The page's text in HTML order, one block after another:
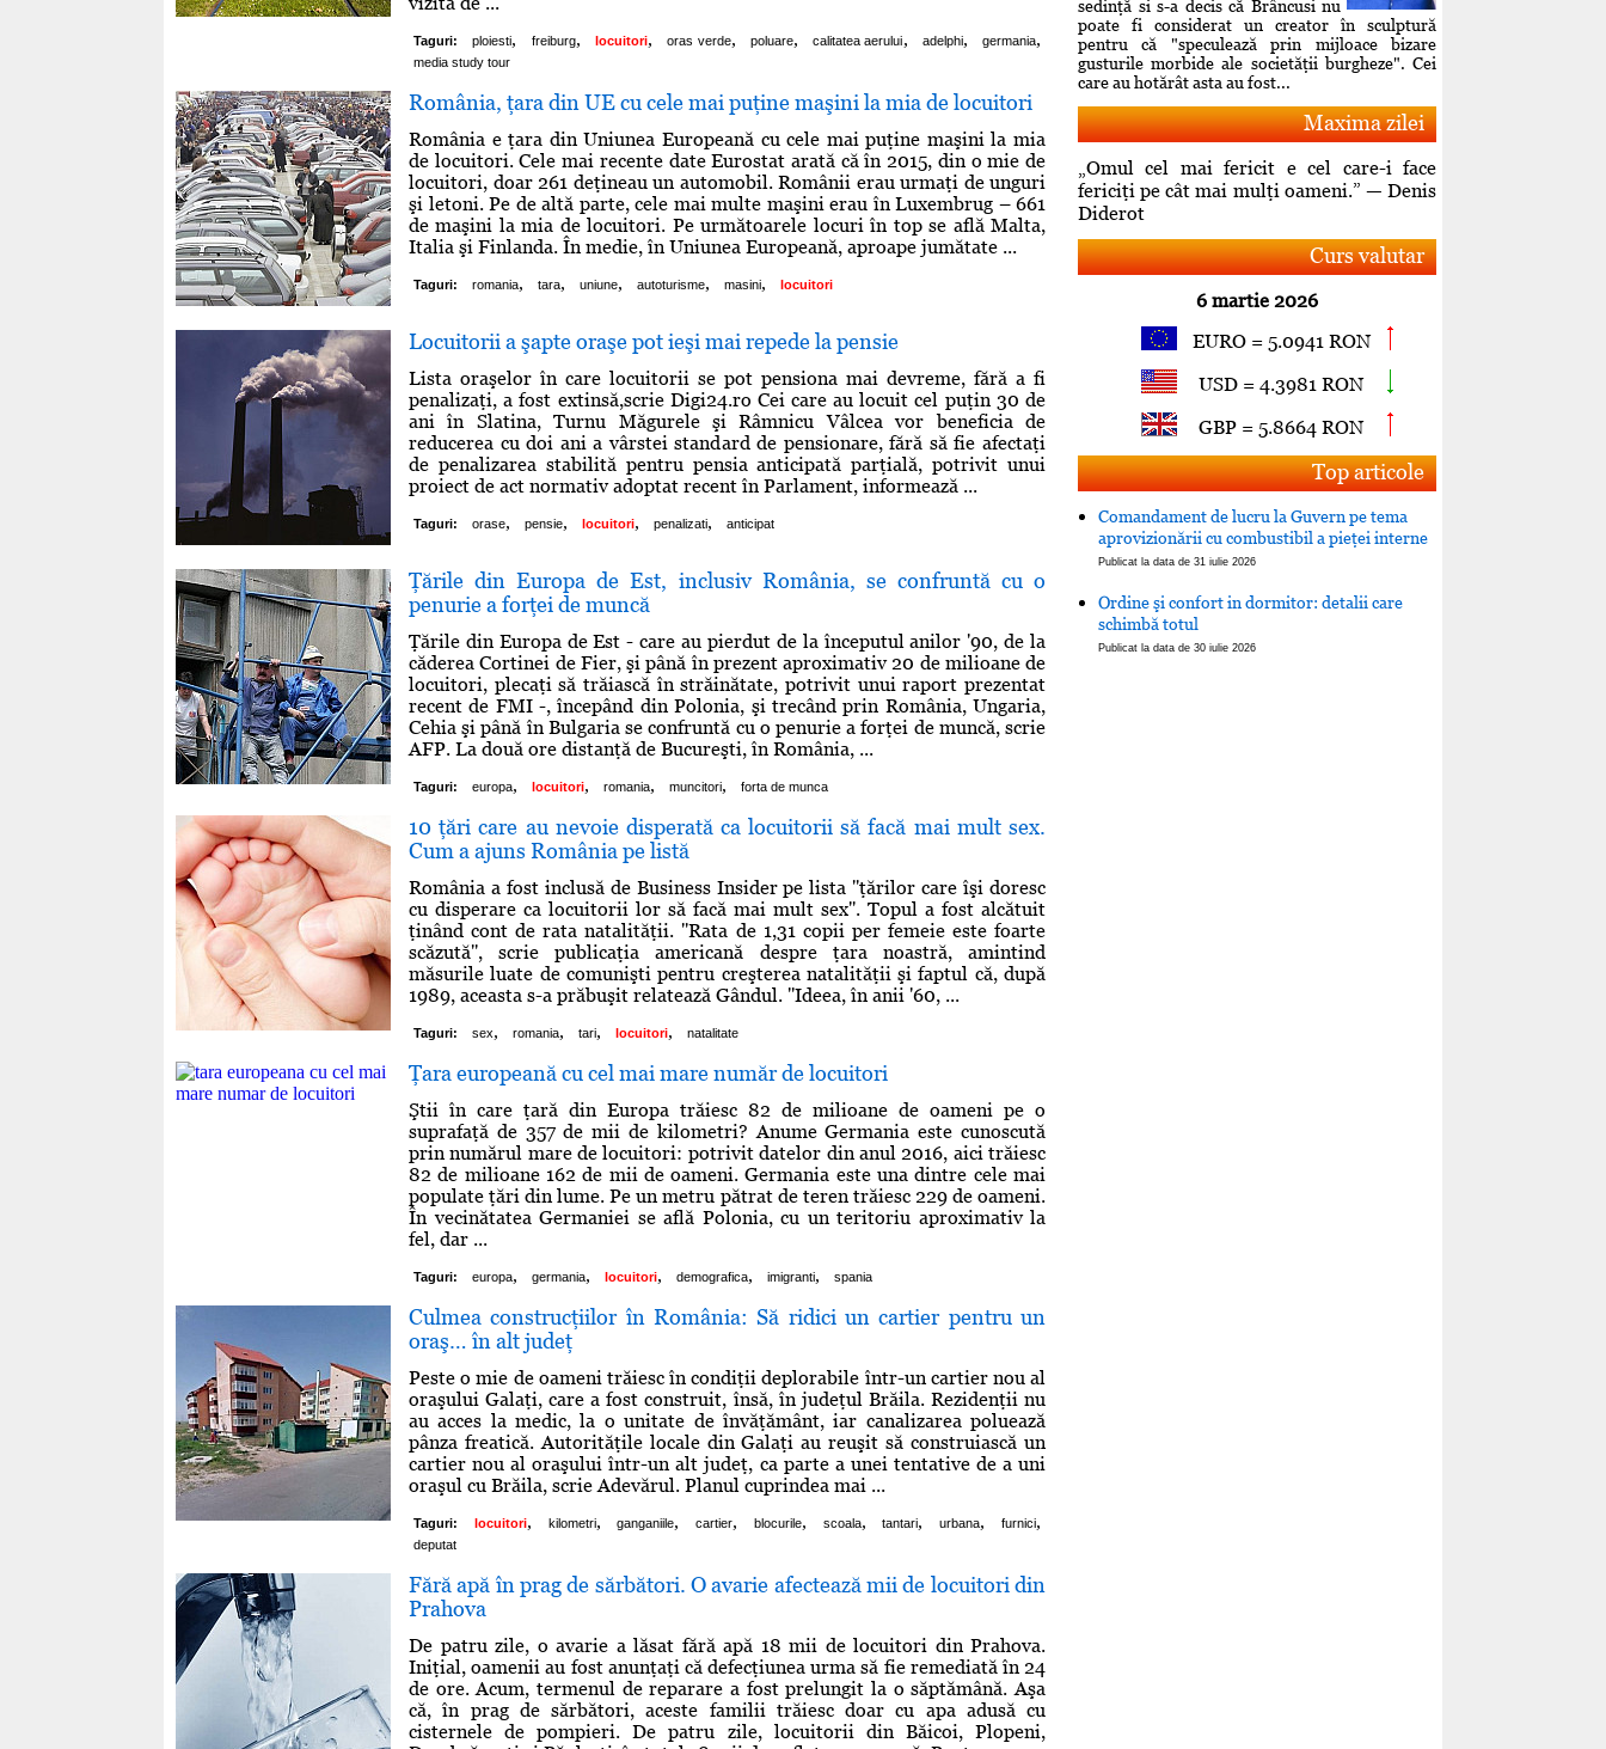
Taguri: ploiesti, freiburg, locuitori, oras verde, poluare, calitatea aerului, adelphi, germania,
media study tour
România, ţara din UE cu cele mai puţine maşini la mia de locuitori
România e ţara din Uniunea Europeană cu cele mai puţine maşini la mia
de locuitori. Cele mai recente date Eurostat arată că în 2015, din o mie de
locuitori, doar 261 deţineau un automobil. Românii erau urmaţi de unguri
şi letoni. Pe de altă parte, cele mai multe maşini erau în Luxembrug – 661
de maşini la mia de locuitori. Pe următoarele locuri în top se află Malta,
Italia şi Finlanda. În medie, în Uniunea Europeană, aproape jumătate ...
Taguri: romania, tara, uniune, autoturisme, masini, locuitori
Locuitorii a şapte oraşe pot ieşi mai repede la pensie
Lista oraşelor în care locuitorii se pot pensiona mai devreme, fără a fi
penalizaţi, a fost extinsă,scrie Digi24.ro Cei care au locuit cel puţin 30 de
ani în Slatina, Turnu Măgurele şi Râmnicu Vâlcea vor beneficia de
reducerea cu doi ani a vârstei standard de pensionare, fără să fie afectaţi
de penalizarea stabilită pentru pensia anticipată parţială, potrivit unui
proiect de act normativ adoptat recent în Parlament, informează ...
Taguri: orase, pensie, locuitori, penalizati, anticipat
Ţările din Europa de Est, inclusiv România, se confruntă cu o
penurie a forţei de muncă
Ţările din Europa de Est - care au pierdut de la începutul anilor '90, de la
căderea Cortinei de Fier, şi până în prezent aproximativ 20 de milioane de
locuitori, plecaţi să trăiască în străinătate, potrivit unui raport prezentat
recent de FMI -, începând din Polonia, şi trecând prin România, Ungaria,
Cehia şi până în Bulgaria se confruntă cu o penurie a forţei de muncă, scrie
AFP. La două ore distanţă de Bucureşti, în România, ...
Taguri: europa, locuitori, romania, muncitori, forta de munca
10 ţări care au nevoie disperată ca locuitorii să facă mai mult sex.
Cum a ajuns România pe listă
România a fost inclusă de Business Insider pe lista ''ţărilor care îşi doresc
cu disperare ca locuitorii lor să facă mai mult sex''. Topul a fost alcătuit
ţinând cont de rata natalităţii. ''Rata de 1,31 copii per femeie este foarte
scăzută'', scrie publicaţia americană despre ţara noastră, amintind
măsurile luate de comunişti pentru creşterea natalităţii şi faptul că, după
1989, aceasta s-a prăbuşit relatează Gândul. ''Ideea, în anii '60, ...
Taguri: sex, romania, tari, locuitori, natalitate
Ţara europeană cu cel mai mare număr de locuitori
Ştii în care ţară din Europa trăiesc 82 de milioane de oameni pe o
suprafaţă de 357 de mii de kilometri? Anume Germania este cunoscută
prin numărul mare de locuitori: potrivit datelor din anul 2016, aici trăiesc
82 de milioane 162 de mii de oameni. Germania este una dintre cele mai
populate ţări din lume. Pe un metru pătrat de teren trăiesc 229 de oameni.
În vecinătatea Germaniei se află Polonia, cu un teritoriu aproximativ la
fel, dar ...
Taguri: europa, germania, locuitori, demografica, imigranti, spania
Culmea construcţiilor în România: Să ridici un cartier pentru un
oraş… în alt judeţ
Peste o mie de oameni trăiesc în condiţii deplorabile într-un cartier nou al
oraşului Galaţi, care a fost construit, însă, în judeţul Brăila. Rezidenţii nu
au acces la medic, la o unitate de învăţământ, iar canalizarea poluează
pânza freatică. Autorităţile locale din Galaţi au reuşit să construiască un
cartier nou al oraşului într-un alt judeţ, ca parte a unei tentative de a uni
oraşul cu Brăila, scrie Adevărul. Planul cuprindea mai ...
Taguri: locuitori, kilometri, ganganiile, cartier, blocurile, scoala, tantari, urbana, furnici,
deputat
Fără apă în prag de sărbători. O avarie afectează mii de locuitori din
Prahova
De patru zile, o avarie a lăsat fără apă 18 mii de locuitori din Prahova.
Iniţial, oamenii au fost anunţaţi că defecţiunea urma să fie remediată în 24
de ore. Acum, termenul de reparare a fost prelungit la o săptămână. Aşa
că, în prag de sărbători, aceste familii trăiesc doar cu apa adusă cu
cisternele de pompieri. De patru zile, locuitorii din Băicoi, Plopeni,
sedinţă si s-a decis că Brâncusi nu
poate fi considerat un creator în sculptură
pentru că "speculează prin mijloace bizare
gusturile morbide ale societăţii burgheze". Cei
care au hotărât asta au fost...
Maxima zilei
„Omul cel mai fericit e cel care-i face
fericiţi pe cât mai mulţi oameni.” — Denis
Diderot
Curs valutar
6 martie 2026
EURO = 5.0941 RON
USD = 4.3981 RON
GBP = 5.8664 RON
Top articole
Comandament de lucru la Guvern pe tema
aprovizionării cu combustibil a pieţei interne
Publicat la data de 31 iulie 2026
Ordine şi confort in dormitor: detalii care
schimbă totul
Publicat la data de 30 iulie 2026